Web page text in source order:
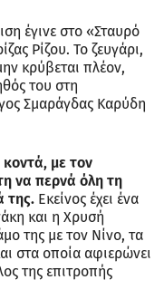
έγινε στο «Σταυρό
Ρίζου. Το ζευγάρι,
κρύβεται πλέον,
του στη
Σμαράγδας Καρύδη
με τον
να περνά όλη τη
της. Εκείνος έχει ένα
και η Χρυσή
της με τον Νίνο, τα
στα οποία αφιερώνει
της επιτροπής